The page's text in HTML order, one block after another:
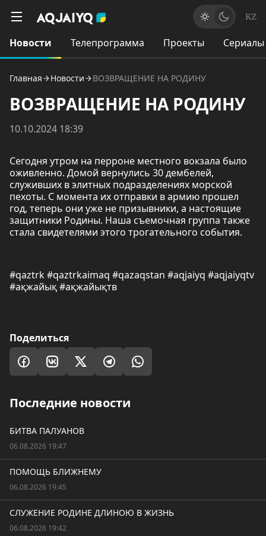
KZ
Новости Телепрограмма Проекты Сериалы
Главная Новости ВОЗВРАЩЕНИЕ НА РОДИНУ
ВОЗВРАЩЕНИЕ НА РОДИНУ
10.10.2024 18:39
Сегодня утром на перроне местного вокзала было
оживленно. Домой вернулись 30 дембелей,
служивших в элитных подразделениях морской
пехоты. С момента их отправки в армию прошел
год, теперь они уже не призывники, а настоящие
защитники Родины. Наша съемочная группа также
стала свидетелями этого трогательного события.
#qaztrk #qaztrkaimaq #qazaqstan #aqjaiyq #aqjaiyqtv
#ақжайық #ақжайықтв
Поделиться
Последние новости
БИТВА ПАЛУАНОВ
06.08.2026 19:47
ПОМОЩЬ БЛИЖНЕМУ
06.08.2026 19:45
СЛУЖЕНИЕ РОДИНЕ ДЛИНОЮ В ЖИЗНЬ
06.08.2026 19:42